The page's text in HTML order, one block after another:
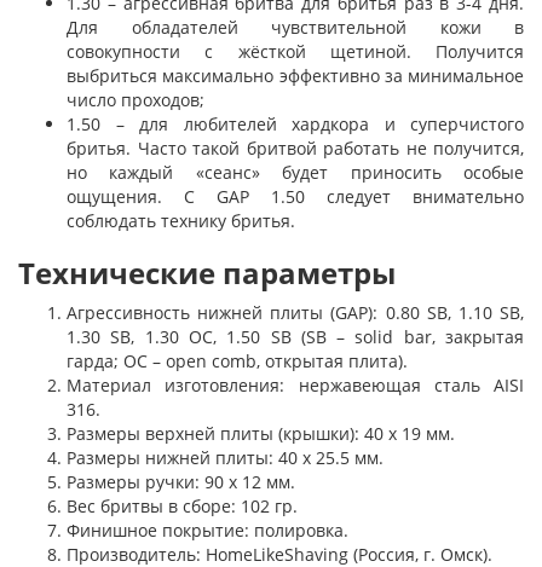
Для обладателей чувствительной кожи в
совокупности с жёсткой щетиной. Получится
выбриться максимально эффективно за минимальное
число проходов;
1.50 – для любителей хардкора и суперчистого
бритья. Часто такой бритвой работать не получится,
но каждый «сеанс» будет приносить особые
ощущения. С GAP 1.50 следует внимательно
соблюдать технику бритья.
Технические параметры
Агрессивность нижней плиты (GAP): 0.80 SB, 1.10 SB,
1.30 SB, 1.30 OC, 1.50 SB (SB – solid bar, закрытая
гарда; OC – open comb, открытая плита).
Материал изготовления: нержавеющая сталь AISI
316.
Размеры верхней плиты (крышки): 40 х 19 мм.
Размеры нижней плиты: 40 х 25.5 мм.
Размеры ручки: 90 х 12 мм.
Вес бритвы в сборе: 102 гр.
Финишное покрытие: полировка.
Производитель: HomeLikeShaving (Россия, г. Омск).